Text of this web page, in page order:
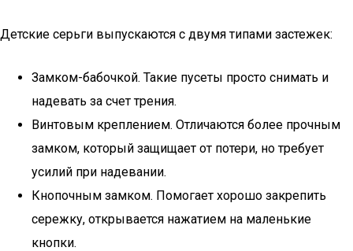
Детские серьги выпускаются с двумя типами застежек:
Замком-бабочкой. Такие пусеты просто снимать и
надевать за счет трения.
Винтовым креплением. Отличаются более прочным
замком, который защищает от потери, но требует
усилий при надевании.
Кнопочным замком. Помогает хорошо закрепить
сережку, открывается нажатием на маленькие
кнопки.